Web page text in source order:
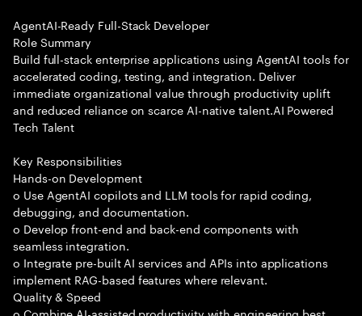
AgentAI-Ready Full-Stack Developer
Role Summary
Build full-stack enterprise applications using AgentAI tools for
accelerated coding, testing, and integration. Deliver
immediate organizational value through productivity uplift
and reduced reliance on scarce AI-native talent.AI Powered
Tech Talent
Key Responsibilities
Hands-on Development
o Use AgentAI copilots and LLM tools for rapid coding,
debugging, and documentation.
o Develop front-end and back-end components with
seamless integration.
o Integrate pre-built AI services and APIs into applications
implement RAG-based features where relevant.
Quality & Speed